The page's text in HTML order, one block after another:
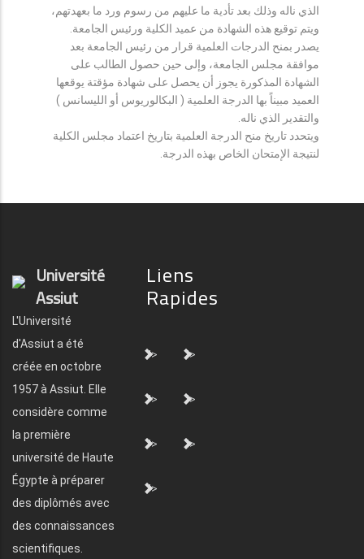
الذي ناله وذلك بعد تأدية ما عليهم من رسوم ورد ما بعهدتهم،
ويتم توقيع هذه الشهادة من عميد الكلية ورئيس الجامعة.
يصدر بمنح الدرجات العلمية قرار من رئيس الجامعة بعد
موافقة مجلس الجامعة، وإلى حين حصول الطالب على
الشهادة المذكورة يجوز أن يحصل على شهادة مؤقتة يوقعها
العميد مبيناً بها الدرجة العلمية ( البكالوريوس أو الليسانس )
والتقدير الذي ناله.
ويتحدد تاريخ منح الدرجة العلمية بتاريخ اعتماد مجلس الكلية
لنتيجة الإمتحان الخاص بهذه الدرجة.
Université
Assiut
L'Université
d'Assiut a été
créée en octobre
1957 à Assiut. Elle
considère comme
la première
université de Haute
Égypte à préparer
des diplômés avec
des connaissances
scientifiques.
Liens
Rapides
"> ">
"> ">
"> ">
">